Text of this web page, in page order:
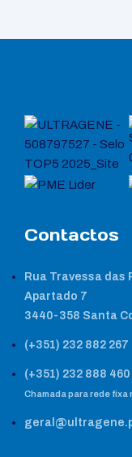
Contactos
Rua Travessa das
Apartado 7
3440-358 Santa
(+351) 232 882 267
(+351) 232 888 460
Chamada para rede fixa